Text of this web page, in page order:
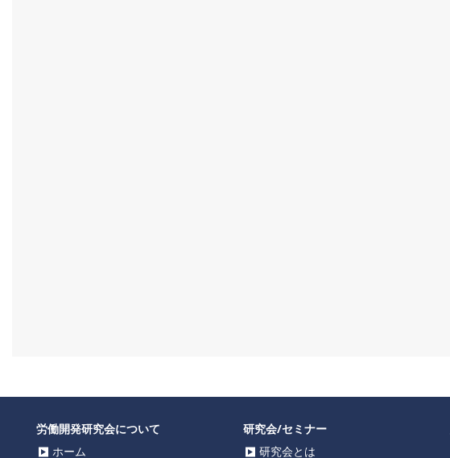
労働開発研究会について
ホーム
研究会/セミナー
研究会とは